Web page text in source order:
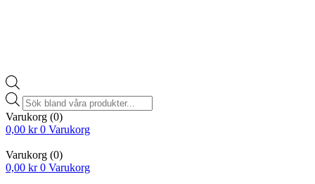
Products
search
Varukorg (0)
0,00 kr 0 Varukorg
Varukorg (0)
0,00 kr 0 Varukorg